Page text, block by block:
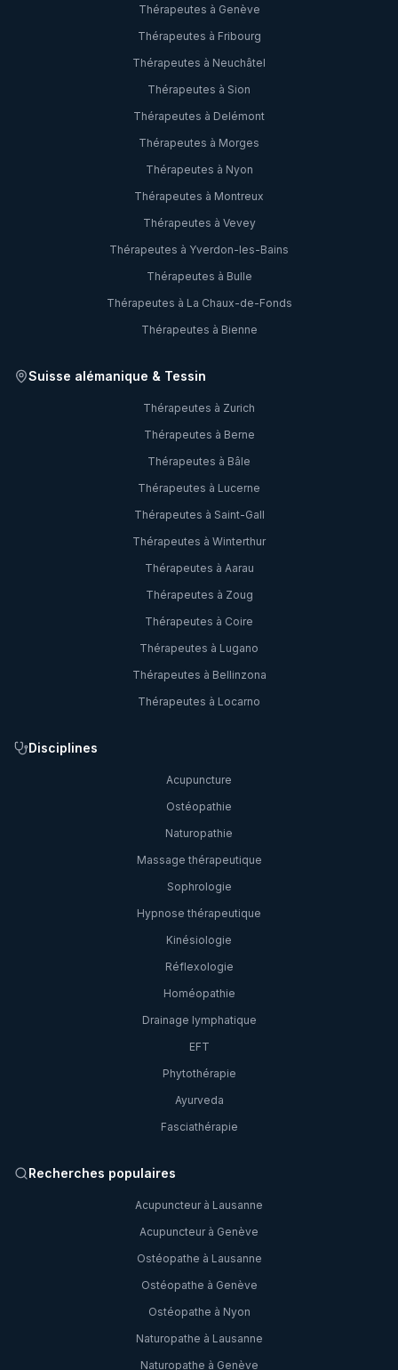
Thérapeutes à Genève
Thérapeutes à Fribourg
Thérapeutes à Neuchâtel
Thérapeutes à Sion
Thérapeutes à Delémont
Thérapeutes à Morges
Thérapeutes à Nyon
Thérapeutes à Montreux
Thérapeutes à Vevey
Thérapeutes à Yverdon-les-Bains
Thérapeutes à Bulle
Thérapeutes à La Chaux-de-Fonds
Thérapeutes à Bienne
Suisse alémanique & Tessin
Thérapeutes à Zurich
Thérapeutes à Berne
Thérapeutes à Bâle
Thérapeutes à Lucerne
Thérapeutes à Saint-Gall
Thérapeutes à Winterthur
Thérapeutes à Aarau
Thérapeutes à Zoug
Thérapeutes à Coire
Thérapeutes à Lugano
Thérapeutes à Bellinzona
Thérapeutes à Locarno
Disciplines
Acupuncture
Ostéopathie
Naturopathie
Massage thérapeutique
Sophrologie
Hypnose thérapeutique
Kinésiologie
Réflexologie
Homéopathie
Drainage lymphatique
EFT
Phytothérapie
Ayurveda
Fasciathérapie
Recherches populaires
Acupuncteur à Lausanne
Acupuncteur à Genève
Ostéopathe à Lausanne
Ostéopathe à Genève
Ostéopathe à Nyon
Naturopathe à Lausanne
Naturopathe à Genève